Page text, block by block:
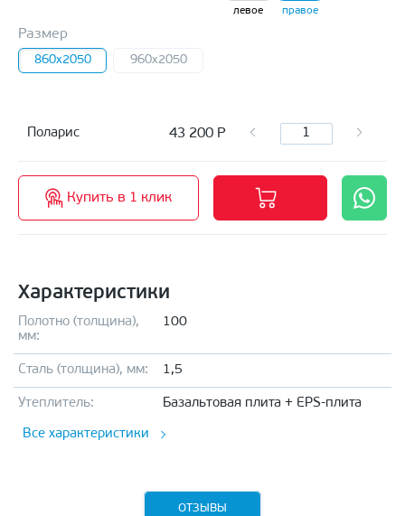
левое правое
Размер
860x2050 960x2050
Поларис 43 200 Р
Купить в 1 клик
Характеристики
Полотно (толщина),
мм:
100
Сталь (толщина), мм: 1,5
Утеплитель: Базальтовая плита + EPS-плита
Все характеристики
ОТЗЫВЫ